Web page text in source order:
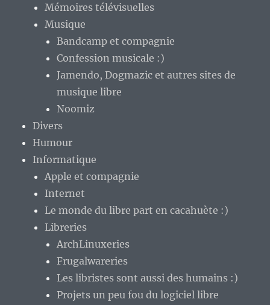
Mémoires télévisuelles
Musique
Bandcamp et compagnie
Confession musicale :)
Jamendo, Dogmazic et autres sites de
musique libre
Noomiz
Divers
Humour
Informatique
Apple et compagnie
Internet
Le monde du libre part en cacahuète :)
Libreries
ArchLinuxeries
Frugalwareries
Les libristes sont aussi des humains :)
Projets un peu fou du logiciel libre